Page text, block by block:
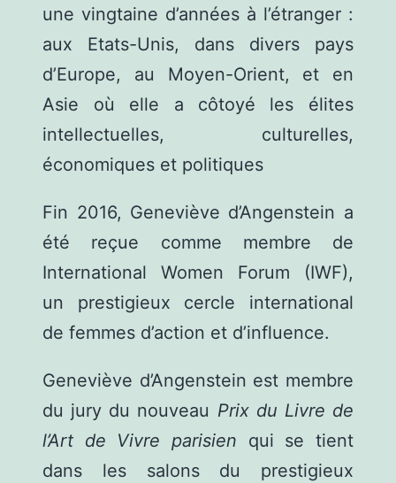
une vingtaine d’années à l’étranger :
aux Etats-Unis, dans divers pays
d’Europe, au Moyen-Orient, et en
Asie où elle a côtoyé les élites
intellectuelles, culturelles,
économiques et politiques
Fin 2016, Geneviève d’Angenstein a
été reçue comme membre de
International Women Forum (IWF),
un prestigieux cercle international
de femmes d’action et d’influence.
Geneviève d’Angenstein est membre
du jury du nouveau Prix du Livre de
l’Art de Vivre parisien qui se tient
dans les salons du prestigieux